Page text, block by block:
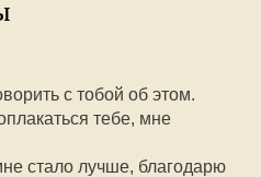
с тобой об этом.
тебе, мне
стало лучше, благодарю